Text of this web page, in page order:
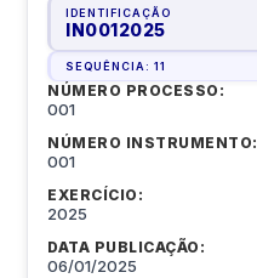
IDENTIFICAÇÃO
IN0012025
SEQUÊNCIA:11
NÚMERO PROCESSO:
001
NÚMERO INSTRUMENTO:
001
EXERCÍCIO:
2025
DATA PUBLICAÇÃO:
06/01/2025